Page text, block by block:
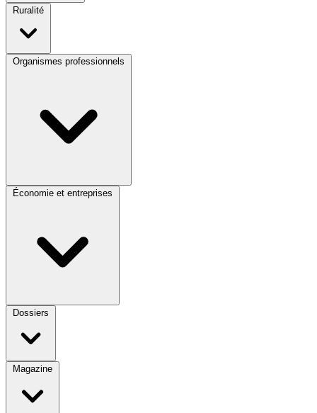
Ruralité
Organismes professionnels
Économie et entreprises
Dossiers
Magazine